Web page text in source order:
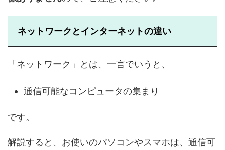
ネットワークとインターネットの違い
「ネットワーク」とは、一言でいうと、
通信可能なコンピュータの集まり
です。
解説すると、お使いのパソコンやスマホは、通信可